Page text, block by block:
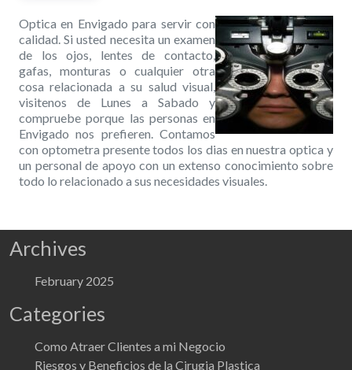
Optica en Envigado para servir con
calidad. Si usted necesita un examen
de los ojos, lentes de contacto,
gafas, monturas o cualquier otra
cosa relacionada a su salud visual,
visitenos de Lunes a Sabado y
compruebe porque las personas en
Envigado nos prefieren. Contamos
con optometra presente todos los dias en nuestra optica y
un personal de apoyo con un extenso conocimiento sobre
todo lo relacionado a sus necesidades visuales.
Archives
February 2025
Categories
Como Atraer Clientes a mi Negocio
Riesgos y Beneficios de la Cirugia Plastica